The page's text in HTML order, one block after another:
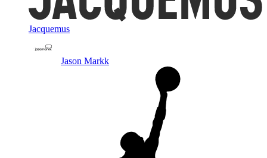
Jacquemus
Jason Markk